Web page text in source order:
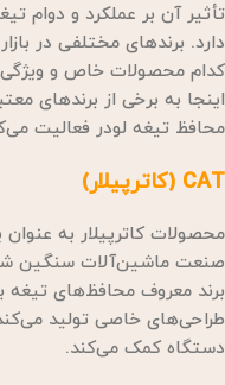
تأثیر آن بر عملکرد و دوام
دارد. برندهای مختلفی در
کدام محصولات خاص و
اینجا به برخی از برندهای
محافظ تیغه لودر فعالیت
CAT (کاترپیلار)
محصولات کاترپیلار به
صنعت ماشین‌آلات سنگین
برند معروف محافظ‌های تیغه
طراحی‌های خاصی تولید
دستگاه کمک می‌کند.